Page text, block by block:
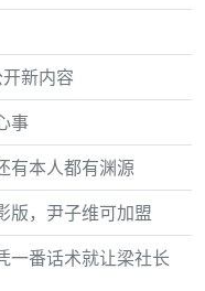
新内容
事
有本人都有渊源
版，尹子维可加盟
一番话术就让梁社长